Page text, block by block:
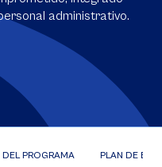
administrativo.
PROGRAMA PLAN DE